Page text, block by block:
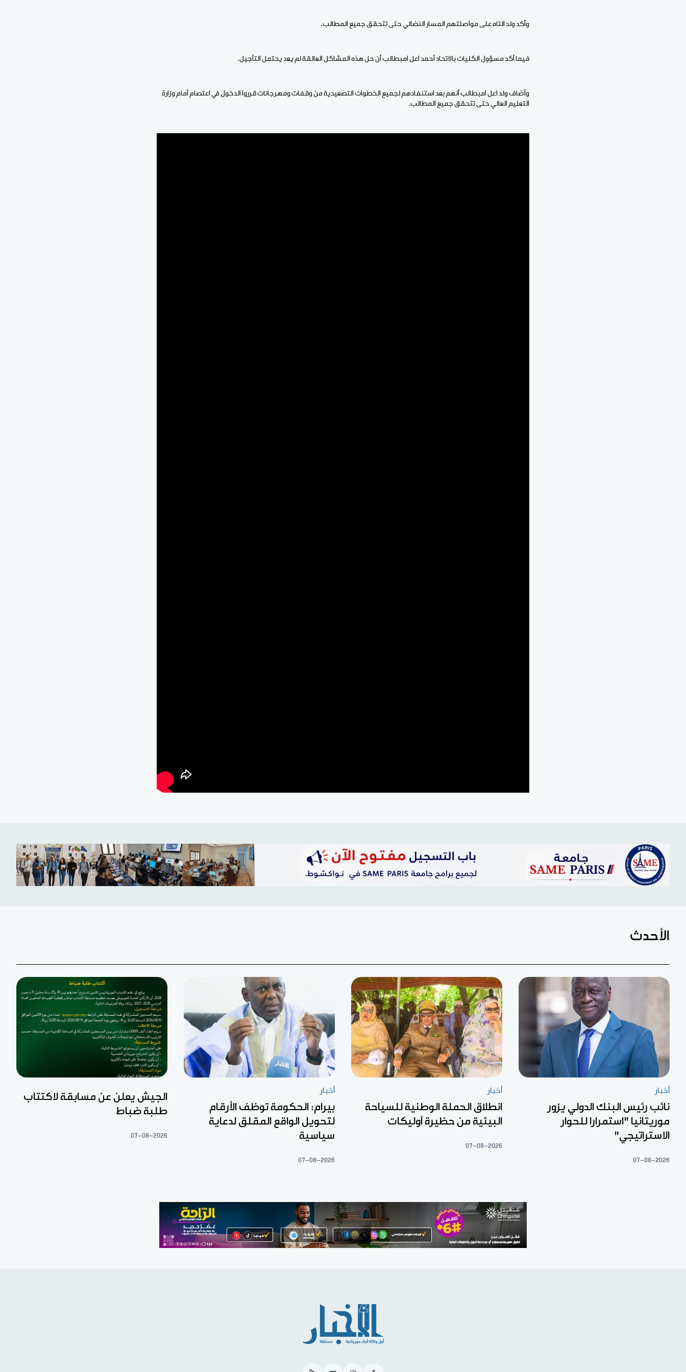
وأكد ولد التاه على مواصلتهم المسار النضالي حتى تتحقق جميع المطالب.
فيما أكد مسؤول الكليات بالاتحاد أحمد اعل امبطالب أن حل هذه المشاكل العالقة لم يعد يحتمل التأجيل.
وأضاف ولد اعل امبطالب أنهم بعد استنفادهم لجميع الخطوات التصعيدية من وقفات ومهرجانات قرروا الدخول في اعتصام أمام وزارة
التعليم العالي حتى تتحقق جميع المطالب.
الأحدث
أخبار
نائب رئيس البنك الدولي يزور
موريتانيا "استمرارا للحوار
الاستراتيجي"
07-08-2026
أخبار
انطلاق الحملة الوطنية للسياحة
البيئية من حظيرة آوليكات
07-08-2026
أخبار
بيرام: الحكومة توظف الأرقام
لتحويل الواقع المقلق لدعاية
سياسية
07-08-2026
الجيش يعلن عن مسابقة لاكتتاب
طلبة ضباط
07-08-2026